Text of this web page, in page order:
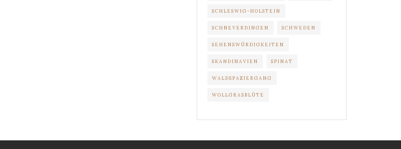
SCHLESWIG-HOLSTEIN
SCHNEVERDINGEN SCHWEDEN
SEHENSWÜRDIGKEITEN
SKANDINAVIEN SPINAT
WALDSPAZIERGANG
WOLLGRASBLÜTE